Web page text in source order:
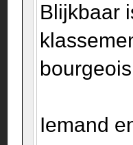
Blijkbaar
Iemand